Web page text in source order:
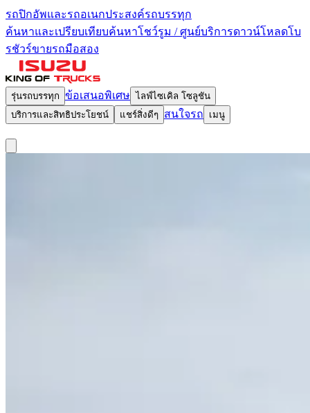
รถปิกอัพและรถอเนกประสงค์รถบรรทุก
ค้นหาและเปรียบเทียบค้นหาโชว์รูม / ศูนย์บริการดาวน์โหลดโบ
รชัวร์ขายรถมือสอง
รุ่นรถบรรทุก ข้อเสนอพิเศษ ไลฟ์ไซเคิล โซลูชัน
บริการและสิทธิประโยชน์
แชร์สิ่งดีๆ สนใจรถ เมนู